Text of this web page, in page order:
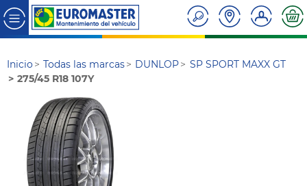
Inicio Todas las marcas DUNLOP
SP SPORT MAXX GT
275/45 R18 107Y